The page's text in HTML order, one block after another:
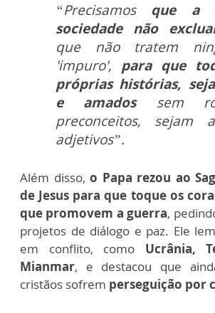
“Precisamos que a
sociedade não
que não tratem
'impuro', para que
próprias histórias,
e amadossem
preconceitos, sejam
adjetivos”.
Além disso,o Papa rezou ao
de Jesus para que toque os
que promovem a guerra,
projetos de diálogo e paz. Ele
em conflito, como Ucrânia,
Mianmar, e destacou que
cristãos sofrem perseguição por